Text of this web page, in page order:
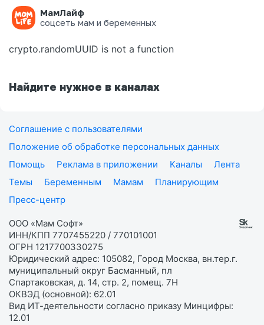
МамЛайф
соцсеть мам и беременных
Ошибка на странице
crypto.randomUUID is not a function
Найдите нужное в каналах
Соглашение с пользователями
Положение об обработке персональных данных
Помощь
Реклама в приложении Каналы
Лента
Темы
Беременным Мамам
Планирующим
Пресс-центр
ООО «Мам Софт»
ИНН/КПП 7707455220 / 770101001
ОГРН 1217700330275
Юридический адрес: 105082, Город Москва, вн.тер.г.
муниципальный округ Басманный, пл
Спартаковская, д. 14, стр. 2, помещ. 7Н
ОКВЭД (основной): 62.01
Вид ИТ-деятельности согласно приказу Минцифры:
12.01